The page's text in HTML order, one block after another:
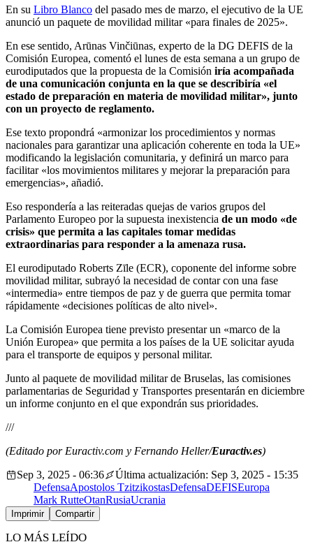
En su Libro Blanco del pasado mes de marzo, el ejecutivo de la UE
anunció un paquete de movilidad militar «para finales de 2025».
En ese sentido, Arūnas Vinčiūnas, experto de la DG DEFIS de la
Comisión Europea, comentó el lunes de esta semana a un grupo de
eurodiputados que la propuesta de la Comisión iría acompañada
de una comunicación conjunta en la que se describiría «el
estado de preparación en materia de movilidad militar», junto
con un proyecto de reglamento.
Ese texto propondrá «armonizar los procedimientos y normas
nacionales para garantizar una aplicación coherente en toda la UE»
modificando la legislación comunitaria, y definirá un marco para
facilitar «los movimientos militares y mejorar la preparación para
emergencias», añadió.
Eso respondería a las reiteradas quejas de varios grupos del
Parlamento Europeo por la supuesta inexistencia de un modo «de
crisis» que permita a las capitales tomar medidas
extraordinarias para responder a la amenaza rusa.
El eurodiputado Roberts Zīle (ECR), coponente del informe sobre
movilidad militar, subrayó la necesidad de contar con una fase
«intermedia» entre tiempos de paz y de guerra que permita tomar
rápidamente «decisiones políticas de alto nivel».
La Comisión Europea tiene previsto presentar un «marco de la
Unión Europea» que permita a los países de la UE solicitar ayuda
para el transporte de equipos y personal militar.
Junto al paquete de movilidad militar de Bruselas, las comisiones
parlamentarias de Seguridad y Transportes presentarán en diciembre
un informe conjunto en el que expondrán sus prioridades.
///
(Editado por Euractiv.com y Fernando Heller/Euractiv.es)
Sep 3, 2025 - 06:36
Última actualización: Sep 3, 2025 - 15:35
DefensaApostolos TzitzikostasDefensaDEFISEuropa
Mark RutteOtanRusiaUcrania
Imprimir Compartir
LO MÁS LEÍDO